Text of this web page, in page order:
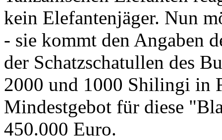
kein Elefantenjäger. Nun
- sie kommt den Angaben
der Schatzschatullen des
2000 und 1000 Shilingi in
Mindestgebot für diese
450.000 Euro.